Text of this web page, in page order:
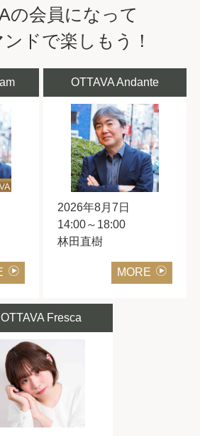
の会員になって
ドで楽しもう！
OTTAVA Andante
2026年8月7日
14:00～18:00
林田直樹
MORE
OTTAVA Fresca